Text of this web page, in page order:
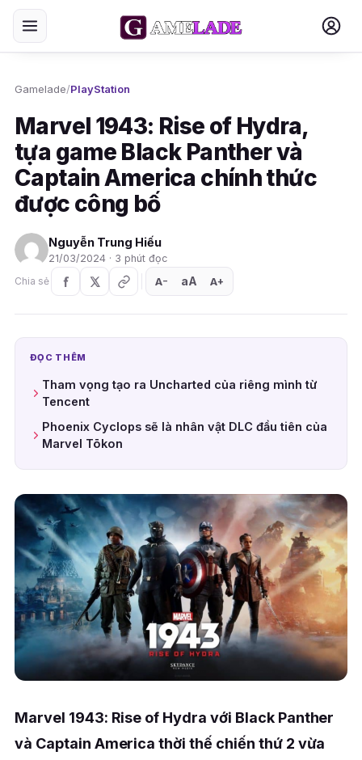
Gamelade/PlayStation
Marvel 1943: Rise of Hydra,
tựa game Black Panther và
Captain America chính thức
được công bố
Nguyễn Trung Hiếu
21/03/2024 · 3 phút đọc
Chia sẻ
A− aA A+
ĐỌC THÊM
Tham vọng tạo ra Uncharted của riêng mình từ
Tencent
Phoenix Cyclops sẽ là nhân vật DLC đầu tiên của
Marvel Tōkon
Marvel 1943: Rise of Hydra với Black Panther
và Captain America thời thế chiến thứ 2 vừa